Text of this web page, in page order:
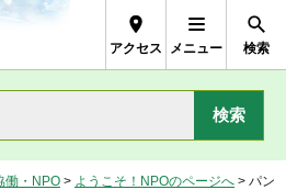
Prefecture
アクセス メニュー 検索
働・NPO > ようこそ！NPOのページへ > パン